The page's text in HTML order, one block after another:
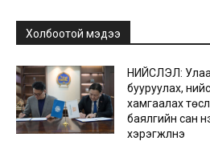
Холбоотой мэдээ
НИЙСЛЭЛ:
бууруулах,
хамгаалах
баялгийн сан
хэрэгжүүлнэ